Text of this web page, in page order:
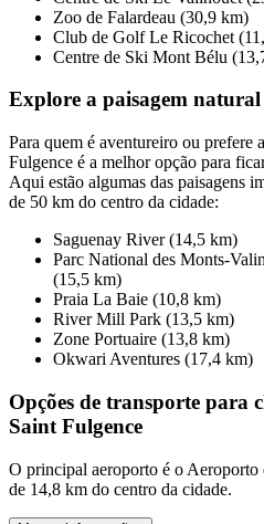
Zoo de Falardeau (30,9 km)
Club de Golf Le Ricochet
Centre de Ski Mont Bélu
Explore a paisagem
Para quem é aventureiro ou prefere
Fulgence é a melhor opção para
Aqui estão algumas das paisagens
de 50 km do centro da cidade:
Saguenay River (14,5 km)
Parc National des Monts-
(15,5 km)
Praia La Baie (10,8 km)
River Mill Park (13,5 km)
Zone Portuaire (13,8 km)
Okwari Aventures (17,4 km)
Opções de transporte para
Saint Fulgence
O principal aeroporto é o
de 14,8 km do centro da cidade.